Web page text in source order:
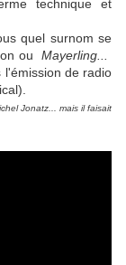
technique et
quel surnom se
ou Mayerling...
l'émission de radio
Jonatz... mais il faisait